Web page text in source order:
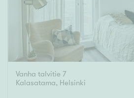
Vanha talvitie 7
Kalasatama, Helsinki